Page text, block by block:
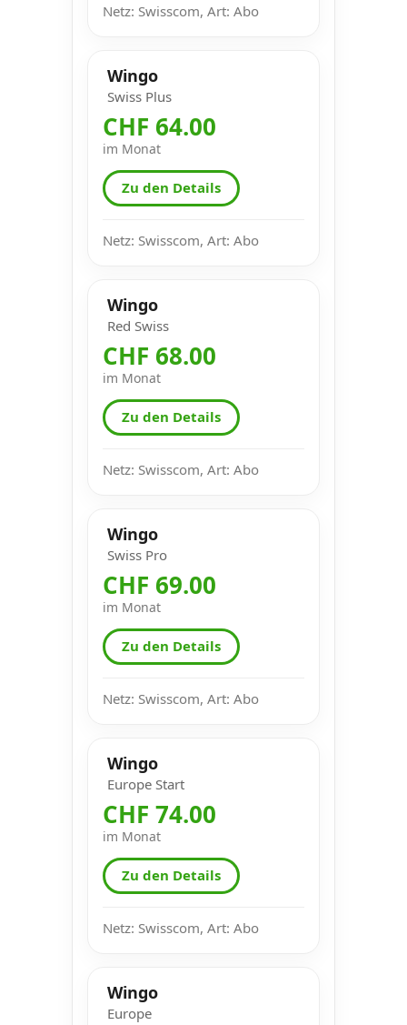
Netz: Swisscom, Art: Abo
Wingo
Swiss Plus
CHF 64.00
im Monat
Zu den Details
Netz: Swisscom, Art: Abo
Wingo
Red Swiss
CHF 68.00
im Monat
Zu den Details
Netz: Swisscom, Art: Abo
Wingo
Swiss Pro
CHF 69.00
im Monat
Zu den Details
Netz: Swisscom, Art: Abo
Wingo
Europe Start
CHF 74.00
im Monat
Zu den Details
Netz: Swisscom, Art: Abo
Wingo
Europe